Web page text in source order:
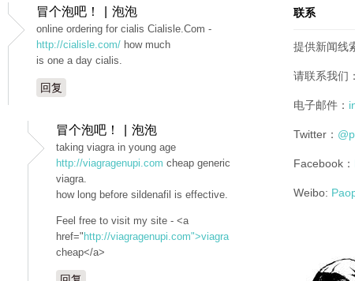
冒个泡吧！ | 泡泡
online ordering for cialis Cialisle.Com -
http://cialisle.com/ how much
is one a day cialis.
回复
冒个泡吧！ | 泡泡
taking viagra in young age
http://viagragenupi.com cheap generic
viagra.
how long before sildenafil is effective.
Feel free to visit my site - <a
href=" http://viagragenupi.com">viagra
cheap</a>
联系
提供新闻线
请联系我们：
电子邮件：
Twitter：
Facebook：
Weibo: